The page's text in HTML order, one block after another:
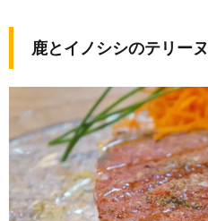
鹿とイノシシのテリーヌ